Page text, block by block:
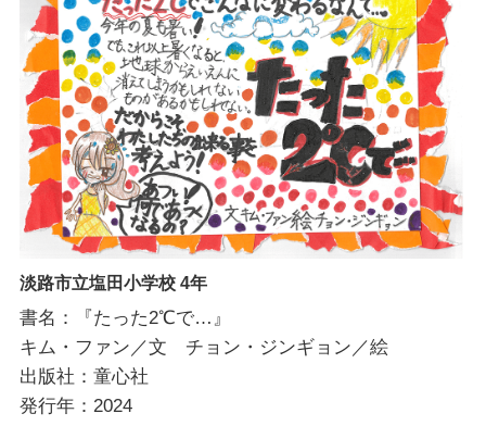
淡路市立塩田小学校 4年
書名：『たった2℃で…』
キム・ファン／文 チョン・ジンギョン／絵
出版社：童心社
発行年：2024